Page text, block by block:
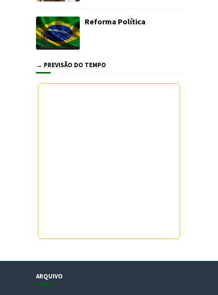
Reforma Política
→ PREVISÃO DO TEMPO
ARQUIVO